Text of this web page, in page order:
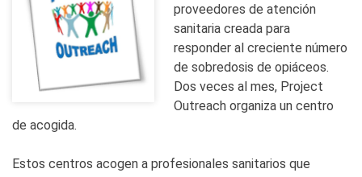
proveedores de atención
sanitaria creada para
responder al creciente número
de sobredosis de opiáceos.
Dos veces al mes, Project
Outreach organiza un centro
de acogida.
Estos centros acogen a profesionales sanitarios que